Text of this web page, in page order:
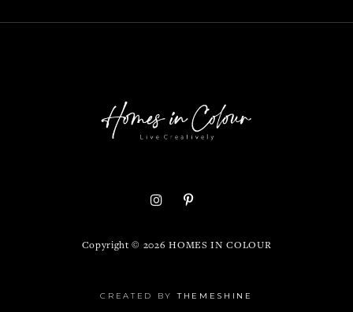
Copyright © 2026HOMES IN COLOUR
CREATED BYTHEMESHINE